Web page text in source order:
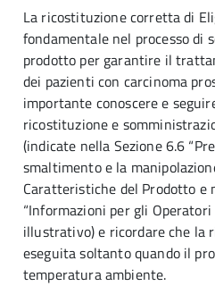
La ricostituzione corretta di
fondamentale nel processo di
prodotto per garantire il
dei pazienti con carcinoma
importante conoscere e
ricostituzione e
(indicate nella Sezione 6.6
smaltimento e la
Caratteristiche del Prodotto e
“Informazioni per gli
illustrativo) e ricordare che la
eseguita soltanto quando il
temperatura ambiente.